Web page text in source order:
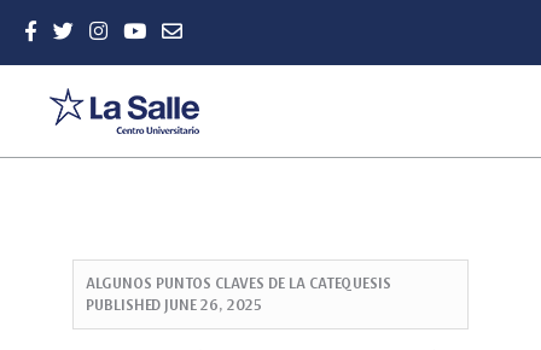
ALGUNOS PUNTOS CLAVES DE LA CATEQUESIS
PUBLISHED JUNE 26, 2025